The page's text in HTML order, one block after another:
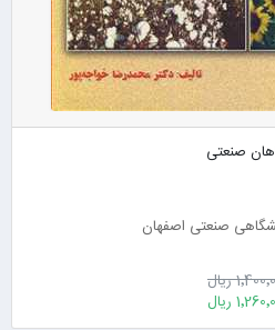
صنعتی
صنعتی اصفهان
ریال
ریال